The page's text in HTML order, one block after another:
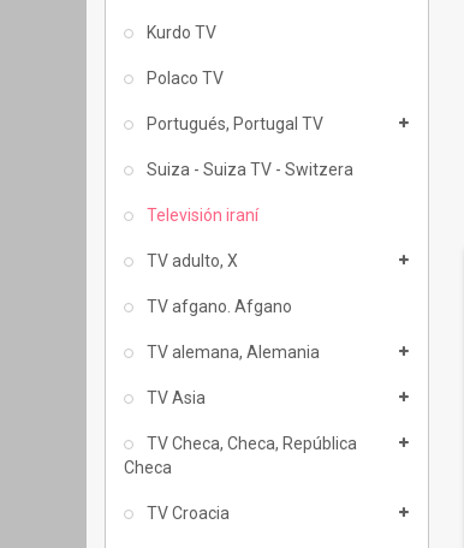
Kurdo TV
Polaco TV
Portugués, Portugal TV
Suiza - Suiza TV - Switzera
Televisión iraní
TV adulto, X
TV afgano. Afgano
TV alemana, Alemania
TV Asia
TV Checa, Checa, República
Checa
TV Croacia